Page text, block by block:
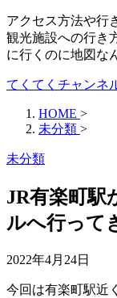
アクセス方法や行
観光施設への行き
に行くのに地図な
てくてくチャンネ
HOME >
未分類 >
未分類
JR有楽町駅
ルへ行って
2022年4月24日
今回は有楽町駅近